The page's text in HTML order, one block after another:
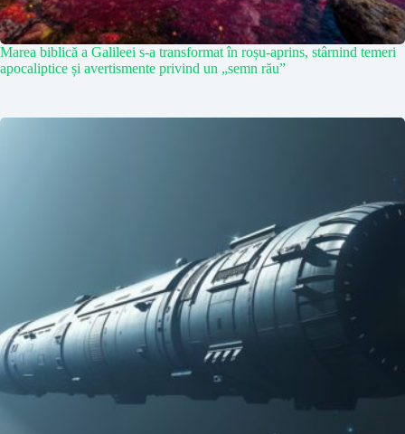
Marea biblică a Galileei s-a transformat în roșu-aprins, stârnind temeri
apocaliptice și avertismente privind un „semn rău”